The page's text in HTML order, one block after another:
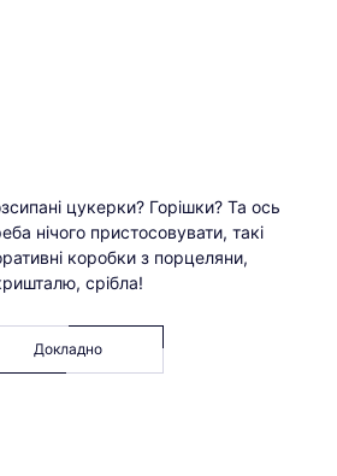
цукерки? Горішки? Та ось
нічого пристосовувати, такі
коробки з порцеляни,
срібла!
Докладно